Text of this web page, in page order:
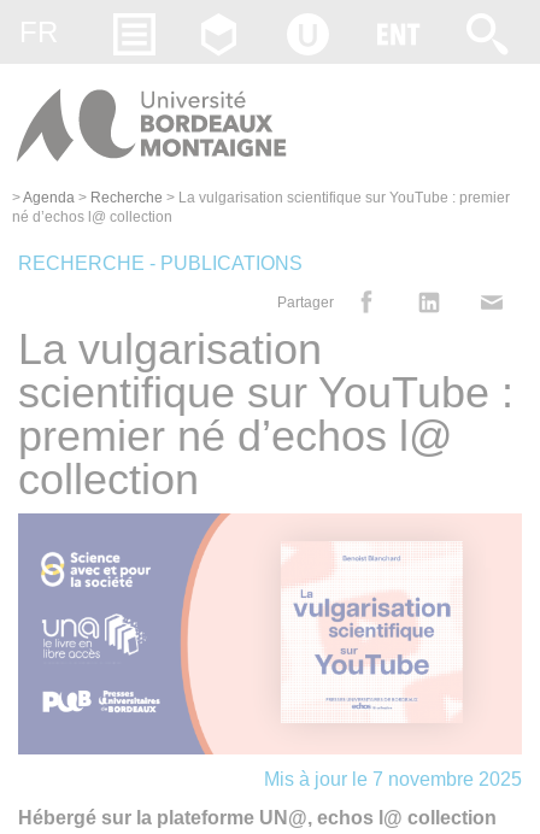
>Agenda > Recherche > La vulgarisation scientifique sur YouTube : premier
né d’echos l@ collection
RECHERCHE - PUBLICATIONS
Partager
La vulgarisation
scientifique sur YouTube :
premier né d’echos l@
collection
Mis à jour le 7 novembre 2025
Hébergé sur la plateforme UN@, echos l@ collection